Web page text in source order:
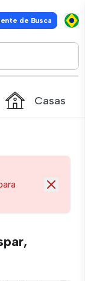
de Busca
Casas